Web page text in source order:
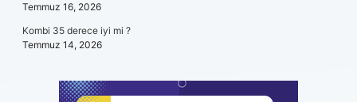
Temmuz 16, 2026
Kombi 35 derece iyi mi ?
Temmuz 14, 2026